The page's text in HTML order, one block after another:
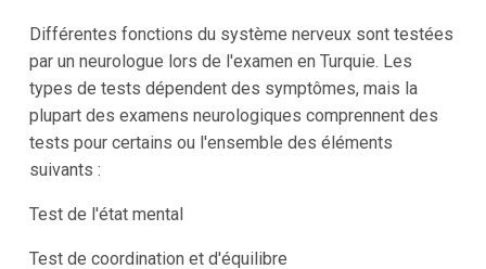
Différentes fonctions du système nerveux sont testées
par un neurologue lors de l'examen en Turquie. Les
types de tests dépendent des symptômes, mais la
plupart des examens neurologiques comprennent des
tests pour certains ou l'ensemble des éléments
suivants :
Test de l'état mental
Test de coordination et d'équilibre